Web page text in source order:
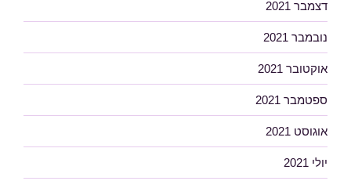
דצמבר 2021
נובמבר 2021
אוקטובר 2021
ספטמבר 2021
אוגוסט 2021
יולי 2021